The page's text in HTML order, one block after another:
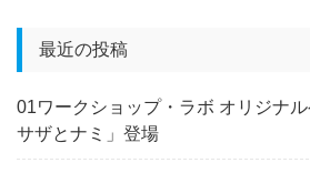
最近の投稿
01ワークショップ・ラボ オリジナ
サザとナミ」登場